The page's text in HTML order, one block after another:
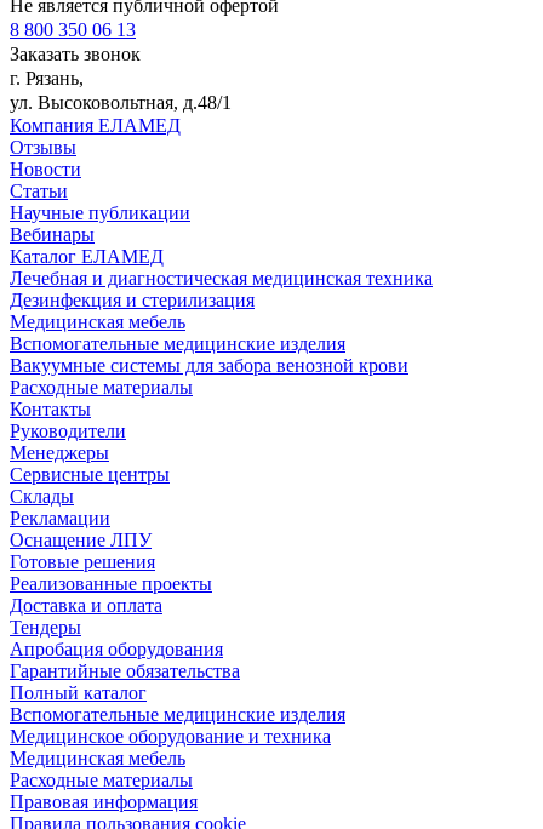
Не является публичной офертой
8 800 350 06 13
Заказать звонок
г. Рязань,
ул. Высоковольтная, д.48/1
Компания ЕЛАМЕД
Отзывы
Новости
Статьи
Научные публикации
Вебинары
Каталог ЕЛАМЕД
Лечебная и диагностическая медицинская техника
Дезинфекция и стерилизация
Медицинская мебель
Вспомогательные медицинские изделия
Вакуумные системы для забора венозной крови
Расходные материалы
Контакты
Руководители
Менеджеры
Сервисные центры
Склады
Рекламации
Оснащение ЛПУ
Готовые решения
Реализованные проекты
Доставка и оплата
Тендеры
Апробация оборудования
Гарантийные обязательства
Полный каталог
Вспомогательные медицинские изделия
Медицинское оборудование и техника
Медицинская мебель
Расходные материалы
Правовая информация
Правила пользования cookie